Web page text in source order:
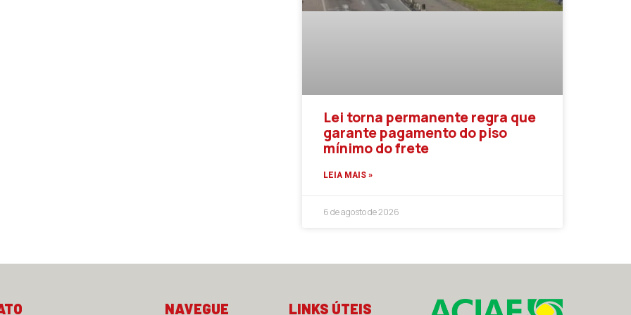
Lei torna permanente regra que
garante pagamento do piso
mínimo do frete
LEIA MAIS »
6 de agosto de 2026
NAVEGUE LINKS ÚTEIS